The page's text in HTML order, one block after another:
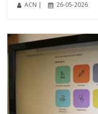
ACN | 26-05-2026